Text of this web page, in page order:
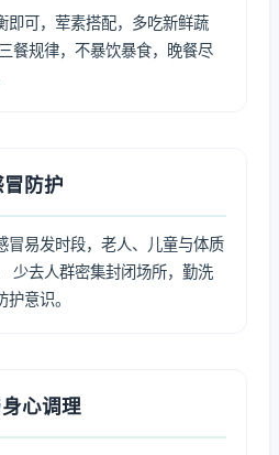
即可，荤素搭配，多吃新鲜蔬
餐规律，不暴饮暴食，晚餐尽
防护
冒易发时段，老人、儿童与体质
少去人群密集封闭场所，勤洗
意识。
心调理